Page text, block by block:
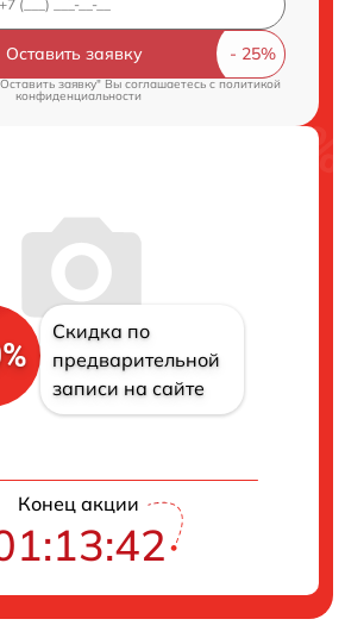
Оставить заявку
заявку" Вы соглашаетесь cполитикой
конфиденциальности
Скидка по
предварительной
записи на сайте
Конец акции